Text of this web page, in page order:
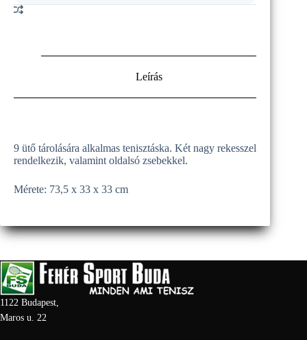
Leírás
9 ütő tárolására alkalmas tenisztáska. Két nagy rekesszel
rendelkezik, valamint oldalsó zsebekkel.
Mérete: 73,5 x 33 x 33 cm
1122 Budapest,
Maros u. 22